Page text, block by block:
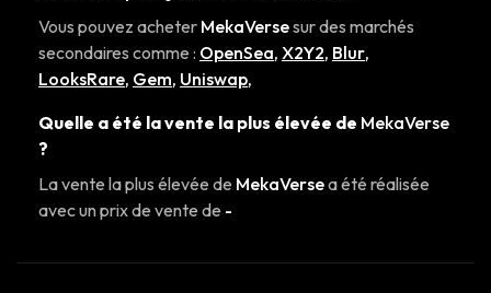
Vous pouvez acheter MekaVersesur des marchés
secondaires comme : OpenSea, X2Y2, Blur,
LooksRare, Gem, Uniswap,
Quelle a été la vente la plus élevée de MekaVerse
?
La vente la plus élevée de MekaVersea été réalisée
avec un prix de vente de -